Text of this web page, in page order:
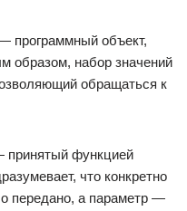
программный объект,
образом, набор значений
обращаться к
принятый функцией
что конкретно
передано, а параметр —